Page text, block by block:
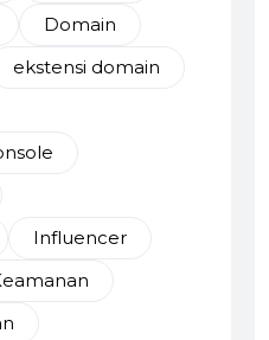
Domain
ekstensi domain
Influencer